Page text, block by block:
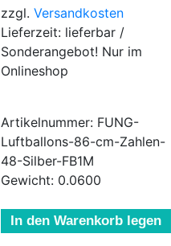
zzgl. Versandkosten
Lieferzeit: lieferbar /
Sonderangebot! Nur im
Onlineshop
Artikelnummer: FUNG-
Luftballons-86-cm-Zahlen-
48-Silber-FB1M
Gewicht: 0.0600
In den Warenkorb legen